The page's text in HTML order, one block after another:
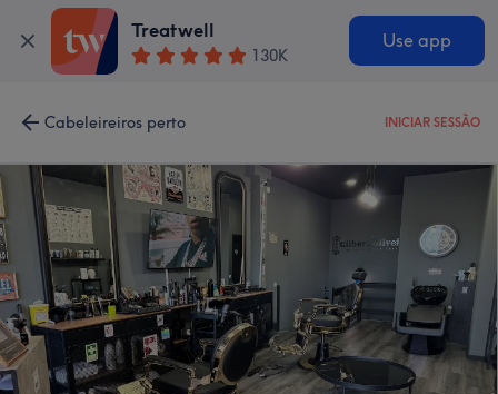
Treatwell
130K
Use app
Cabeleireiros perto INICIAR SESSÃO